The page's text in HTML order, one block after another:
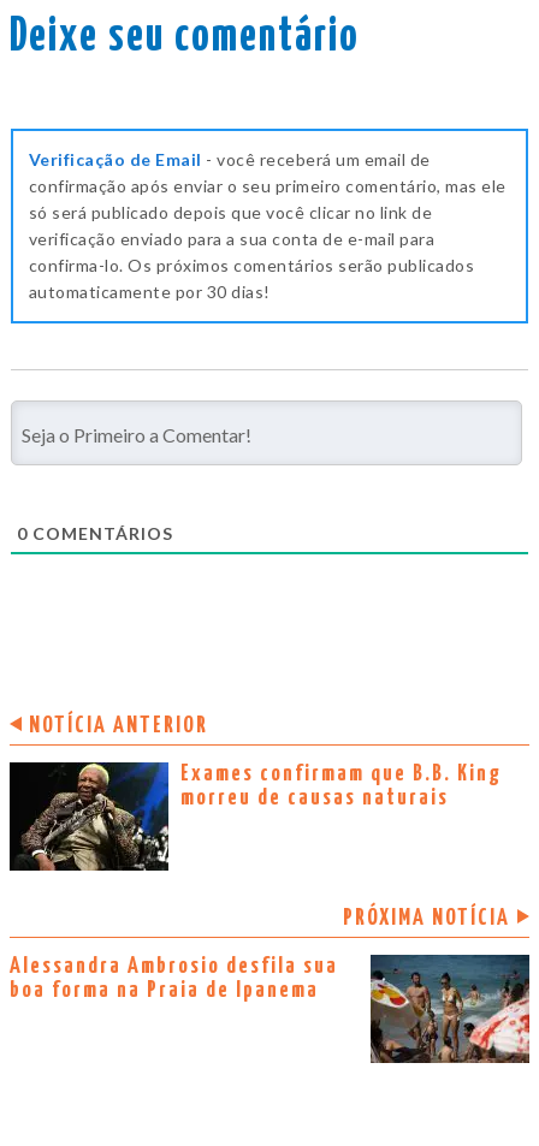
Deixe seu comentário
Verificação de Email - você receberá um email de
confirmação após enviar o seu primeiro comentário, mas ele
só será publicado depois que você clicar no link de
verificação enviado para a sua conta de e-mail para
confirma-lo. Os próximos comentários serão publicados
automaticamente por 30 dias!
0 COMENTÁRIOS
NOTÍCIA ANTERIOR
Exames confirmam que B.B. King
morreu de causas naturais
PRÓXIMA NOTÍCIA
Alessandra Ambrosio desfila sua
boa forma na Praia de Ipanema